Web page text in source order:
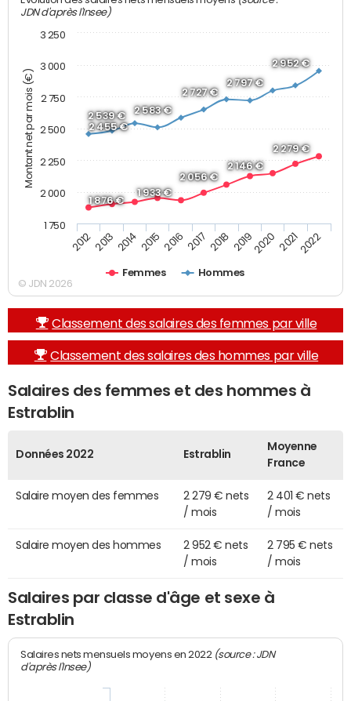
Montant net par mois (€)
JDN d'après l'Insee)
1 876 €
1 933 €
2 056 €
2 146 €
2 279 €
2 455 €
2 539 €
2 583 €
2 727 €
2 797 €
2 952 €
Femmes Hommes
2012 2013 2014 2015 2016 2017 2018 20192020 20212022
1 750
2 000
2 250
2 500
2 750
3 000
3 250
© JDN 2026
Classement des salaires des femmes par ville
Classement des salaires des hommes par ville
Salaires des femmes et des hommes à
Estrablin
Données 2022 Estrablin
Moyenne
France
Salaire moyen des femmes
2 279 € nets
/ mois
2 401 € nets
/ mois
Salaire moyen des hommes
2 952 € nets
/ mois
2 795 € nets
/ mois
Salaires par classe d'âge et sexe à
Estrablin
Salaires nets mensuels moyens en 2022 (source : JDN
d'après l'Insee)